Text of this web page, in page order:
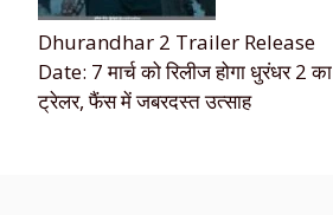
Dhurandhar 2 Trailer Release
Date: 7 मार्च को रिलीज होगा धुरंधर 2 का
ट्रेलर, फैंस में जबरदस्त उत्साह